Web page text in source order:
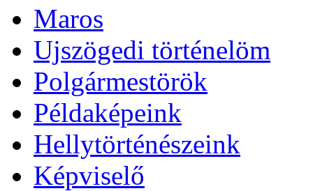
Maros
Ujszögedi történelöm
Polgármestörök
Példaképeink
Hellytörténészeink
Képviselő